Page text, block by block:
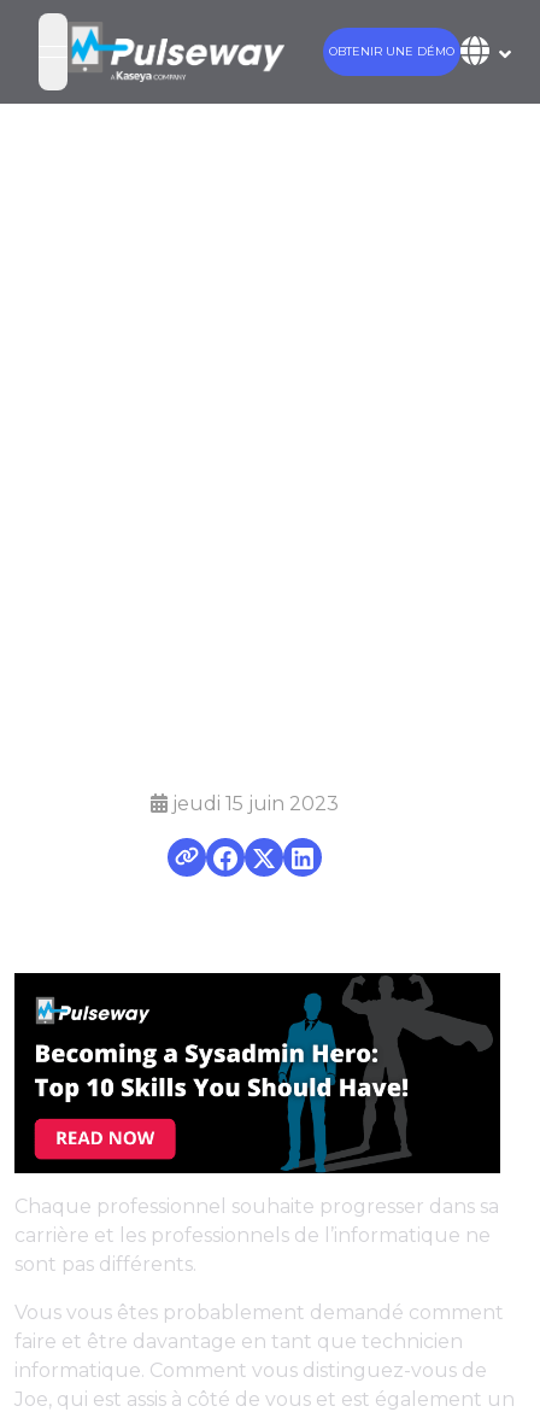
open navigation menu
OBTENIR UNE DÉMO
jeudi 15 juin 2023
Chaque professionnel souhaite progresser dans sa
carrière et les professionnels de l’informatique ne
sont pas différents.
Vous vous êtes probablement demandé comment
faire et être davantage en tant que technicien
informatique. Comment vous distinguez-vous de
Joe, qui est assis à côté de vous et est également un